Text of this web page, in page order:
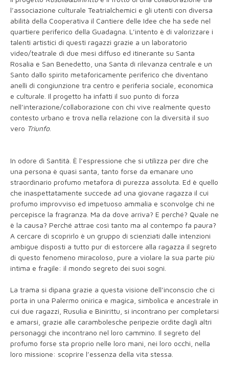
l’associazione culturale Teatrialchemici e gli utenti con diversa
abilità della Cooperativa il Cantiere delle Idee che ha sede nel
quartiere periferico della Guadagna. L’intento è di valorizzare i
talenti artistici di questi ragazzi grazie a un laboratorio
video/teatrale di due mesi diffuso ed itinerante su Santa
Rosalia e San Benedetto, una Santa di rilevanza centrale e un
Santo dallo spirito metaforicamente periferico che diventano
anelli di congiunzione tra centro e periferia sociale, economica
e culturale. Il progetto ha infatti il suo punto di forza
nell’interazione/collaborazione con chi vive realmente questo
contesto urbano e trova nella relazione con la diversità il suo
vero Triunfo.
In odore di Santità. È l’espressione che si utilizza per dire che
una persona è quasi santa, tanto forse da emanare uno
straordinario profumo metafora di purezza assoluta. Ed è quello
che inaspettatamente succede ad una giovane ragazza il cui
profumo improvviso ed impetuoso ammalia e sconvolge chi ne
percepisce la fragranza. Ma da dove arriva? E perché? Quale ne
è la causa? Perché attrae così tanto ma al contempo fa paura?
A cercare di scoprirlo è un gruppo di scienziati dalle intenzioni
ambigue disposti a tutto pur di estorcere alla ragazza il segreto
di questo fenomeno miracoloso, pure a violare la sua parte più
intima e fragile: il mondo segreto dei suoi sogni.
La trama si dipana grazie a questa visione dell’inconscio che ci
porta in una Palermo onirica e magica, simbolica e ancestrale in
cui due ragazzi, Rusulia e Binirittu, si incontrano per completarsi
e amarsi, grazie alle carambolesche peripezie ordite dagli altri
personaggi che incontrano nel loro cammino. Il segreto del
profumo forse sta proprio nelle loro mani, nei loro occhi, nella
loro missione: scoprire l’essenza della vita stessa.